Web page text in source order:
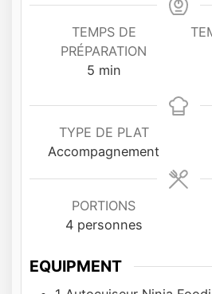
TEMPS DE
PRÉPARATION
5m
n
u
t
s
min
TYPE DE PLAT
Accompagnement
PORTIONS
4 personnes
EQUIPMENT